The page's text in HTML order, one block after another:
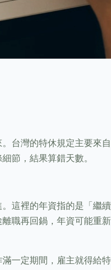
台灣的特休規定主要來
節，結果算錯天數。
這裡的年資指的是「繼
職再回鍋，年資可能重
一定期間，雇主就得給